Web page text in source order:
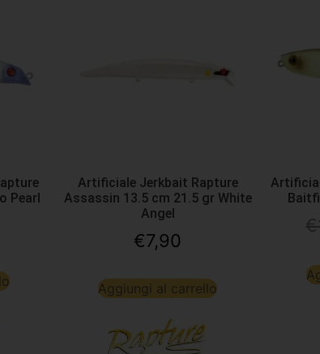
Pearl
Artificiale Jerkbait Rapture
Assassin 13.5 cm 21.5 gr White
Angel
€7,90
Aggiungi al carrello